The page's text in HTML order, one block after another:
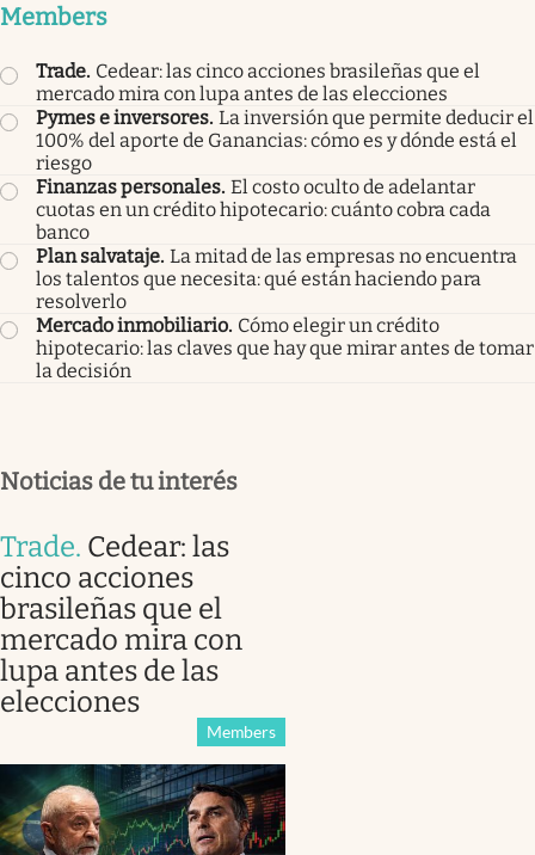
Members
Trade. Cedear: las cinco acciones brasileñas que el
mercado mira con lupa antes de las elecciones
Pymes e inversores. La inversión que permite deducir el
100% del aporte de Ganancias: cómo es y dónde está el
riesgo
Finanzas personales. El costo oculto de adelantar
cuotas en un crédito hipotecario: cuánto cobra cada
banco
Plan salvataje. La mitad de las empresas no encuentra
los talentos que necesita: qué están haciendo para
resolverlo
Mercado inmobiliario. Cómo elegir un crédito
hipotecario: las claves que hay que mirar antes de tomar
la decisión
Noticias de tu interés
Trade. Cedear: las
cinco acciones
brasileñas que el
mercado mira con
lupa antes de las
elecciones
Members